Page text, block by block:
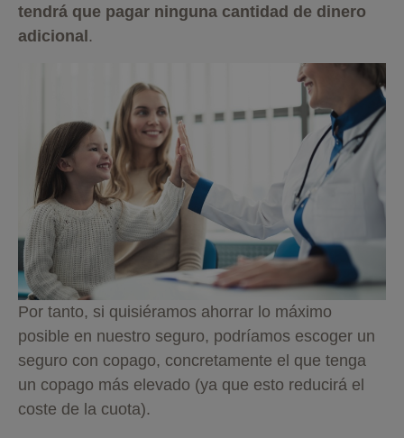
tendrá que pagar ninguna cantidad de dinero
adicional .
Por tanto, si quisiéramos ahorrar lo máximo
posible en nuestro seguro, podríamos escoger un
seguro con copago, concretamente el que tenga
un copago más elevado (ya que esto reducirá el
coste de la cuota).